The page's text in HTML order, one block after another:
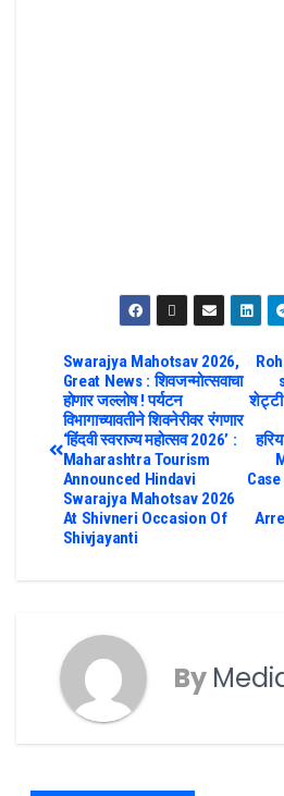
शेट्टी
Swarajya Mahotsav 2026,
Great News : शिवजन्मोत्सवाचा
होणार जल्लोष ! पर्यटन
विभागाच्यावतीने शिवनेरीवर रंगणार
‘हिंदवी स्वराज्य महोत्सव 2026’ :
Maharashtra Tourism
Announced Hindavi
Swarajya Mahotsav 2026
At Shivneri Occasion Of
Shivjayanti
By